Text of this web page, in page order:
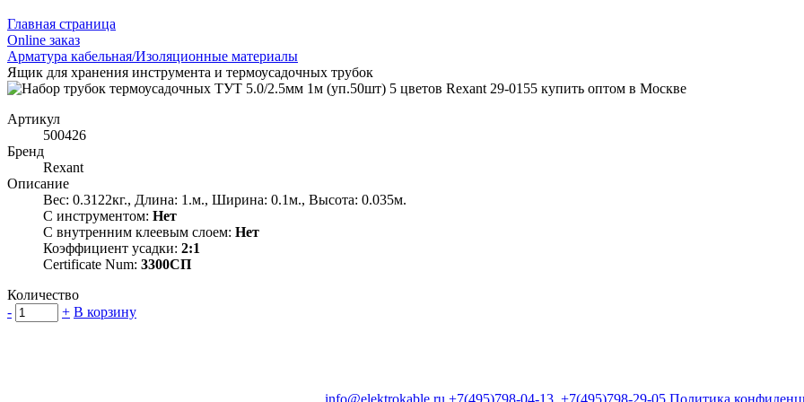
Главная страница
Оnline заказ
Арматура кабельная/Изоляционные материалы
Ящик для хранения инструмента и термоусадочных трубок
Артикул
500426
Бренд
Rexant
Описание
Вес: 0.3122кг., Длина: 1.м., Ширина: 0.1м., Высота: 0.035м.
С инструментом: Нет
С внутренним клеевым слоем: Нет
Коэффициент усадки: 2:1
Certificate Num: 3300СП
Количество
-
+ В корзину